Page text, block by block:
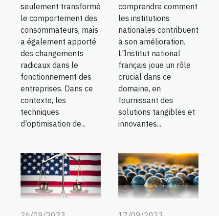
seulement transformé
le comportement des
consommateurs, mais
a également apporté
des changements
radicaux dans le
fonctionnement des
entreprises. Dans ce
contexte, les
techniques
d'optimisation de...
comprendre comment
les institutions
nationales contribuent
à son amélioration.
L'Institut national
français joue un rôle
crucial dans ce
domaine, en
fournissant des
solutions tangibles et
innovantes...